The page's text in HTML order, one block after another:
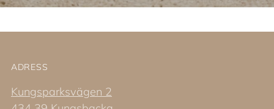
ADRESS
Kungsparksvägen 2